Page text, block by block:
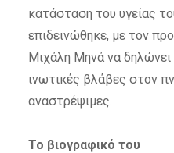
κατάσταση του υγείας
επιδεινώθηκε, με τον
Μιχάλη Μηνά να
ινωτικές βλάβες στον
αναστρέψιμες.
Το βιογραφικό του